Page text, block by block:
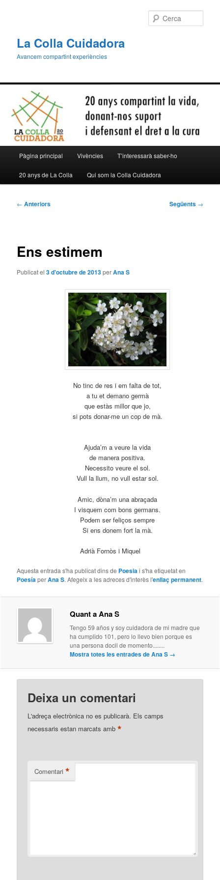
La Colla Cuidadora
Avancem compartint experiències
principal
Pàgina principal Vivències T’interessarà saber-ho
20 anys de La Colla Qui som la Colla Cuidadora
Navegació
← Anteriors Següents →
Ens estimem
Publicat el3 d'octubre de 2013perAna S
No tinc de res i em falta de tot,
a tu et demano germà
que estàs millor que jo,
si pots donar-me un cop de mà.
Ajuda’m a veure la vida
de manera positiva.
Necessito veure el sol.
Vull la llum, no vull estar sol.
Amic, dòna’m una abraçada
I visquem com bons germans.
Podem ser feliços sempre
Si ens donem fort la mà.
Adrià Fornòs i Miquel
Aquesta entrada s'ha publicat dins de Poesiai s'ha etiquetat en
PoesíaperAna S. Afegeix a les adreces d'interès l'enllaç permanent.
Quant a Ana S
Tengo 59 años y soy cuidadora de mi madre que
ha cumplido 101, pero lo llevo bien porque es
una persona docil de momento........
Mostra totes les entrades de Ana S →
Deixa un comentari
L'adreça electrònica no es publicarà. Els camps
necessaris estan marcats amb*
Comentari *